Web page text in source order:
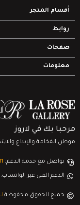
أقسام المتجر
روابط
صفحات
معلومات
مرحبا بك في لاروز
موطن الفخامة والإبداع
تواصل مع خدمة الدعم:
الدعم الفني عبر الواتساب:
جميع الحقوق محفوظة